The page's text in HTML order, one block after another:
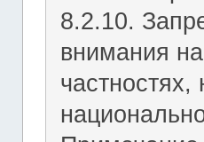
8.2.10.
внимания